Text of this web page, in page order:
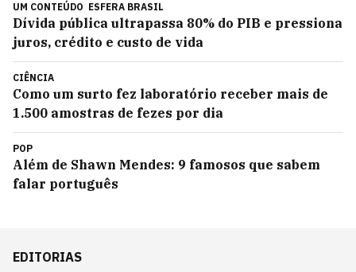
UM CONTEÚDO ESFERA BRASIL
Dívida pública ultrapassa 80% do PIB e pressiona
juros, crédito e custo de vida
CIÊNCIA
Como um surto fez laboratório receber mais de
1.500 amostras de fezes por dia
POP
Além de Shawn Mendes: 9 famosos que sabem
falar português
EDITORIAS